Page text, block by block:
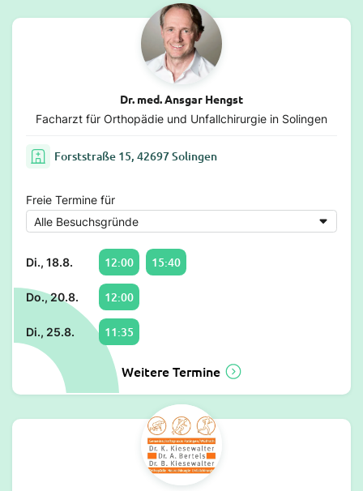
Dr. med. Ansgar Hengst
Facharzt für Orthopädie und Unfallchirurgie in Solingen
Forststraße 15, 42697 Solingen
Freie Termine für
Di., 18.8. 12:00 15:40
Do., 20.8. 12:00
Di., 25.8. 11:35
Weitere Termine